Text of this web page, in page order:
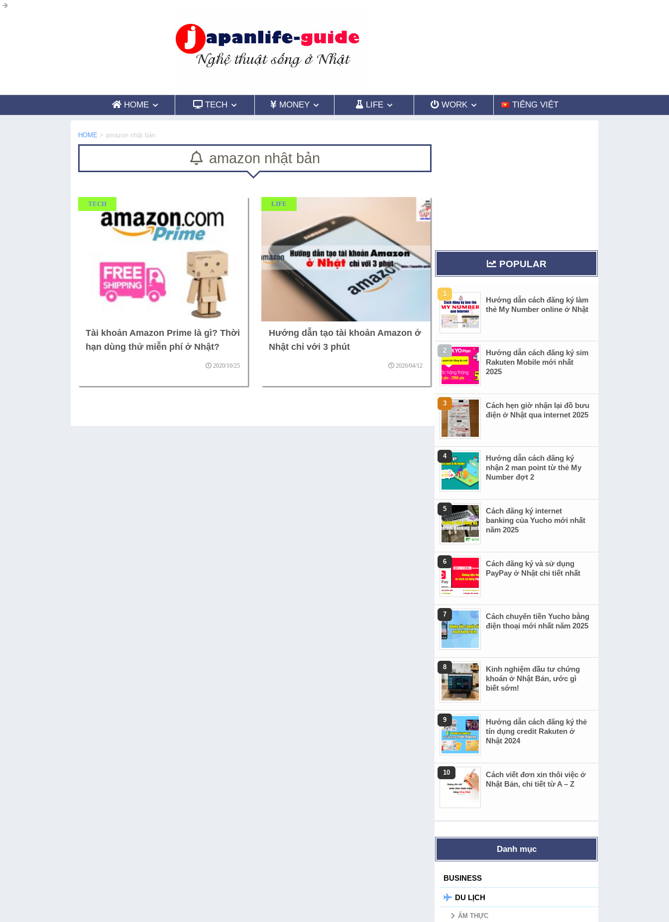
HOME TECH MONEY LIFE WORK TIẾNG VIỆT
HOME > amazon nhật bản
amazon nhật bản
TECH
Tài khoản Amazon Prime là gì? Thời
hạn dùng thử miễn phí ở Nhật?
2020/10/25
LIFE
Hướng dẫn tạo tài khoản Amazon ở
Nhật chỉ với 3 phút
2020/04/12
POPULAR
Hướng dẫn cách đăng ký làm
thẻ My Number online ở Nhật
Hướng dẫn cách đăng ký sim
Rakuten Mobile mới nhất
2025
Cách hẹn giờ nhận lại đồ bưu
điện ở Nhật qua internet 2025
Hướng dẫn cách đăng ký
nhận 2 man point từ thẻ My
Number đợt 2
Cách đăng ký internet
banking của Yucho mới nhất
năm 2025
Cách đăng ký và sử dụng
PayPay ở Nhật chi tiết nhất
Cách chuyển tiền Yucho bằng
điện thoại mới nhất năm 2025
Kinh nghiệm đầu tư chứng
khoán ở Nhật Bản, ước gì
biết sớm!
Hướng dẫn cách đăng ký thẻ
tín dụng credit Rakuten ở
Nhật 2024
Cách viết đơn xin thôi việc ở
Nhật Bản, chi tiết từ A – Z
Danh mục
BUSINESS
DU LỊCH
ẨM THỰC